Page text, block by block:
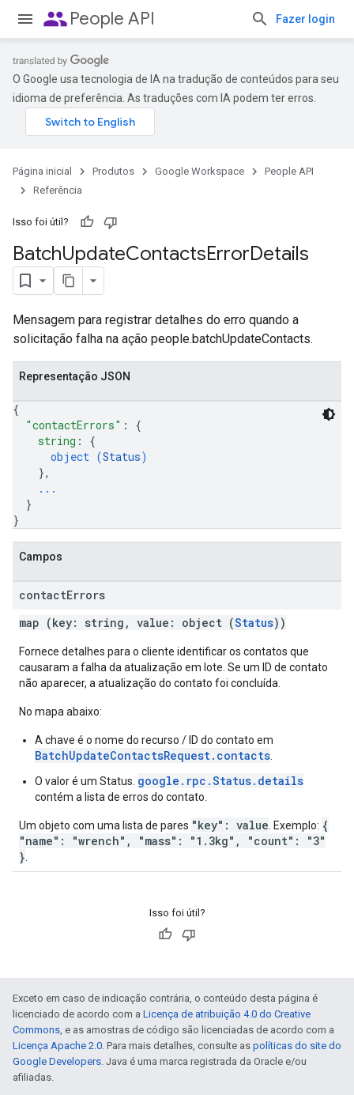
peoplePeople API Fazer login
O Google usa tecnologia de IA na tradução de conteúdos para seu
idioma de preferência. As traduções com IA podem ter erros.
Página inicial Produtos Google Workspace
People API
Referência
Isso foi útil?
BatchUpdateContactsErrorDetails
Mensagem para registrar detalhes do erro quando a
solicitação falha na ação people.batchUpdateContacts.
Representação JSON
{
"contactErrors" : {
string : {
object (Status)
},
...
}
}
Campos
contactErrors
map (key: string, value: object (Status))
Fornece detalhes para o cliente identificar os contatos que
causaram a falha da atualização em lote. Se um ID de contato
não aparecer, a atualização do contato foi concluída.
No mapa abaixo:
A chave é o nome do recurso / ID do contato em
BatchUpdateContactsRequest.contacts
O valor é um Status. google.rpc.Status.details
contém a lista de erros do contato.
Um objeto com uma lista de pares "key": value . Exemplo: {
"name": "wrench", "mass": "1.3kg", "count": "3"
}
Isso foi útil?
Exceto em caso de indicação contrária, o conteúdo desta página é
licenciado de acordo com a Licença de atribuição 4.0 do Creative
Commons, e as amostras de código são licenciadas de acordo com a
Licença Apache 2.0. Para mais detalhes, consulte as políticas do site do
Google Developers. Java é uma marca registrada da Oracle e/ou
afiliadas.